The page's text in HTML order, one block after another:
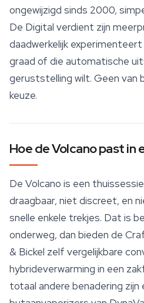
ongewijzigd sinds 2000,
De Digital verdient zijn
daadwerkelijk
graad of die automatische
geruststelling wilt. Geen van
keuze.
Hoe de Volcano past in
De Volcano is een
draagbaar, niet discreet, en
snelle enkele trekjes. Dat is
onderweg, dan bieden de
& Bickel zelf vergelijkbare
hybrideverwarming in een
totaal andere benadering zijn